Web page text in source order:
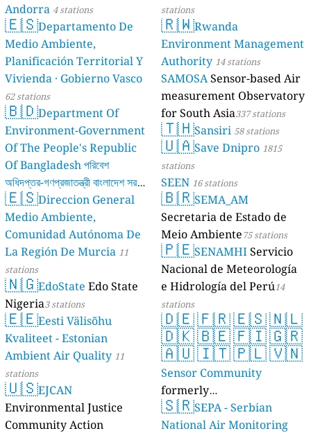
Andorra 4 stations
🇪🇸Departamento De
Medio Ambiente,
Planificación Territorial Y
Vivienda · Gobierno Vasco
62 stations
🇧🇩Department Of
Environment-Government
Of The People's Republic
Of Bangladesh পরিবেশ
অধিদপ্তর-গণপ্রজাতন্ত্রী বাংলাদেশ সরকার
17 stations
🇪🇸Direccion General
Medio Ambiente,
Comunidad Autónoma De
La Región De Murcia 11
stations
🇳🇬EdoState Edo State
Nigeria3 stations
🇪🇪Eesti Välisõhu
Kvaliteet - Estonian
Ambient Air Quality 11
stations
🇺🇸EJCAN
Environmental Justice
Community Action
stations
🇷🇼Rwanda
Environment Management
Authority 14 stations
SAMOSASensor-based Air
measurement Observatory
for South Asia337 stations
🇹🇭Sansiri 58 stations
🇺🇦Save Dnipro 1815
stations
SEEN 16 stations
🇧🇷SEMA_AM
Secretaria de Estado de
Meio Ambiente75 stations
🇵🇪SENAMHIServicio
Nacional de Meteorología
e Hidrología del Perú14
stations
🇩🇪🇫🇷🇪🇸🇳🇱
🇩🇰🇧🇪🇫🇮🇬🇷
🇦🇺🇮🇹🇵🇱🇻🇳
Sensor Community
formerly
luftdaten.info35809 stations
🇸🇷SEPA - Serbian
National Air Monitoring